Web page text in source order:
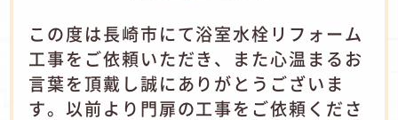
この度は長崎市にて浴室水栓リフォーム
工事をご依頼いただき、また心温まるお
言葉を頂戴し誠にありがとうございま
す。以前より門扉の工事をご依頼くださ